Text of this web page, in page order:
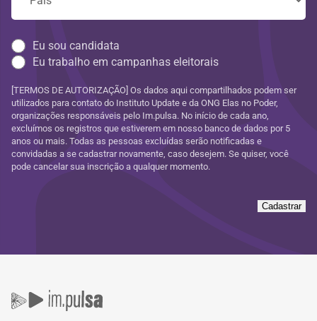
Eu sou candidata
Eu trabalho em campanhas eleitorais
[TERMOS DE AUTORIZAÇÃO] Os dados aqui compartilhados podem ser
utilizados para contato do Instituto Update e da ONG Elas no Poder,
organizações responsáveis pelo Im.pulsa. No início de cada ano,
excluímos os registros que estiverem em nosso banco de dados por 5
anos ou mais. Todas as pessoas excluídas serão notificadas e
convidadas a se cadastrar novamente, caso desejem. Se quiser, você
pode cancelar sua inscrição a qualquer momento.
Cadastrar